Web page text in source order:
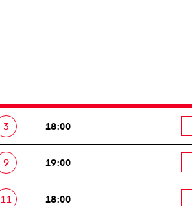
3 18:00
9 19:00
11 18:00